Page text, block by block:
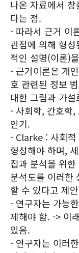
나온 자료에서
다는 점.
- 따라서 근거 이
관점에 의해 형
적인 설명(이론)
- 근거이론은 개
호 관련된 정보
대한 그림과 가
- 사회학, 간호학,
인기.
- Clarke : 사회적
형성해야 하며,
집과 분석을 위
분석도를 이러한
할 수 있다고 제
- 연구자는 가능
제해야 함. -> 이
있음.
- 연구자는 이러